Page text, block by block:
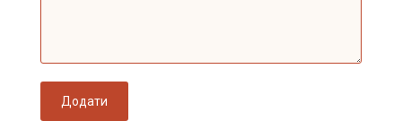
Додати